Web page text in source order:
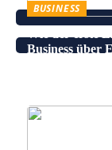
BUSINESS
Business über